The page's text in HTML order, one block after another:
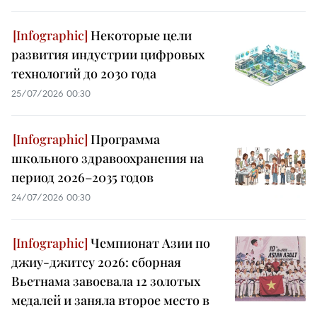
Некоторые цели
развития индустрии цифровых
технологий до 2030 года
25/07/2026 00:30
Программа
школьного здравоохранения на
период 2026–2035 годов
24/07/2026 00:30
Чемпионат Азии по
джиу-джитсу 2026: сборная
Вьетнама завоевала 12 золотых
медалей и заняла второе место в